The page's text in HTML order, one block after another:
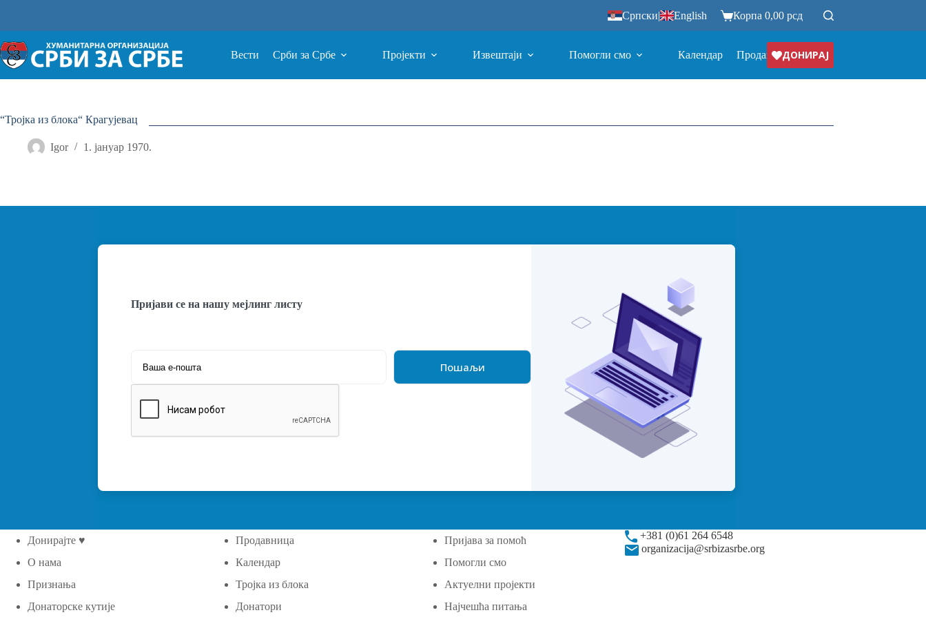
Српски| English Корпа 0,00 рсд
Вести Срби за Србе Пројекти Извештаји Помогли смо Календар ПродавницаДОНИРАЈ
“Тројка из блока“ Крагујевац
Igor 1. јануар 1970.
Пријави се на нашу мејлинг листу
Донирајте ♥
О нама
Признања
Донаторске кутије
Продавница
Календар
Тројка из блока
Донатори
Пријава за помоћ
Помогли смо
Актуелни пројекти
Најчешћа питања
+381 (0)61 264 6548
organizacija@srbizasrbe.org